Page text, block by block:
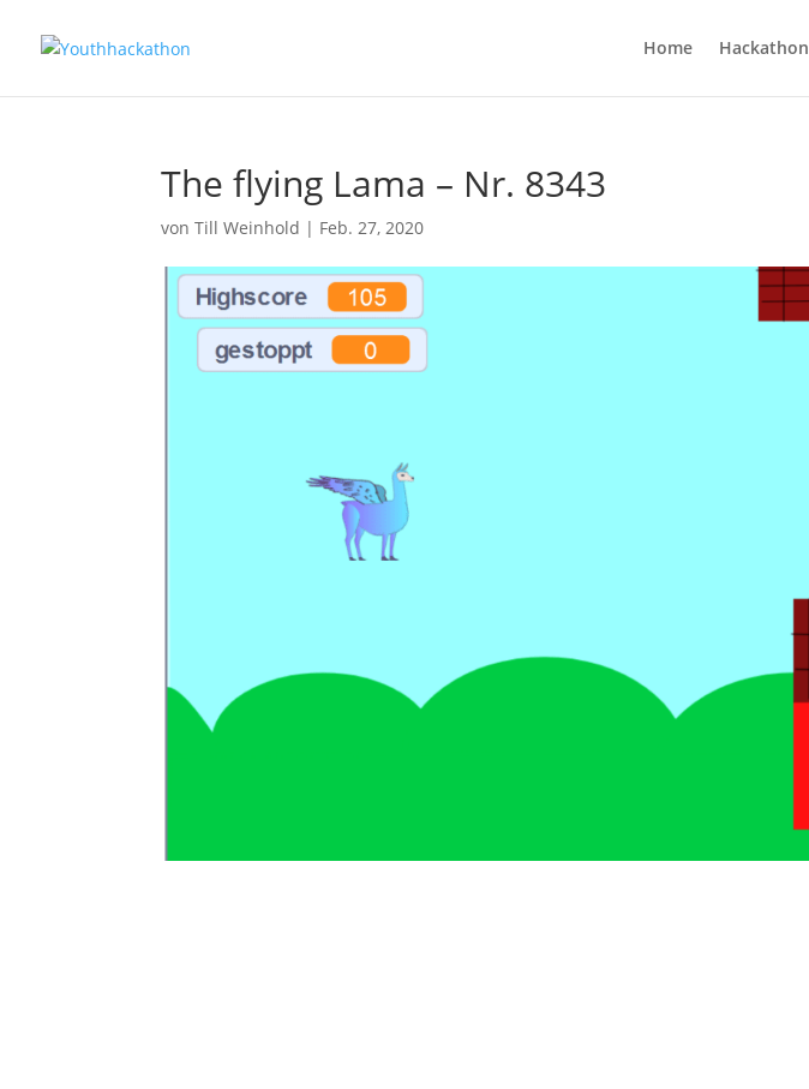
Home Hackathon
The flying Lama – Nr. 8343
vonTill Weinhold | Feb. 27, 2020